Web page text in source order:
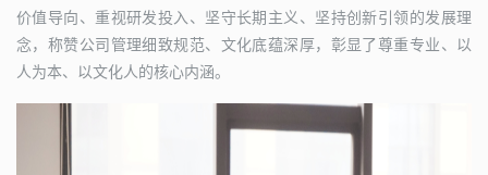
价值导向、重视研发投入、坚守长期主义、坚持创新引领的发展理
念，称赞公司管理细致规范、文化底蕴深厚，彰显了尊重专业、以
人为本、以文化人的核心内涵。